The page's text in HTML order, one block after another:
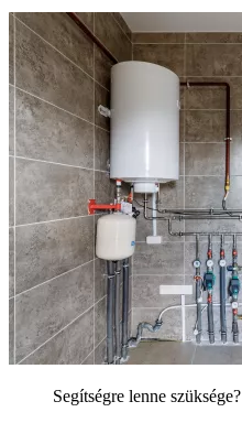
Segítségre lenne szüksége?